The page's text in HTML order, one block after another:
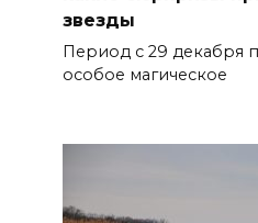
звезды
Период с 29 декабря
особое магическое